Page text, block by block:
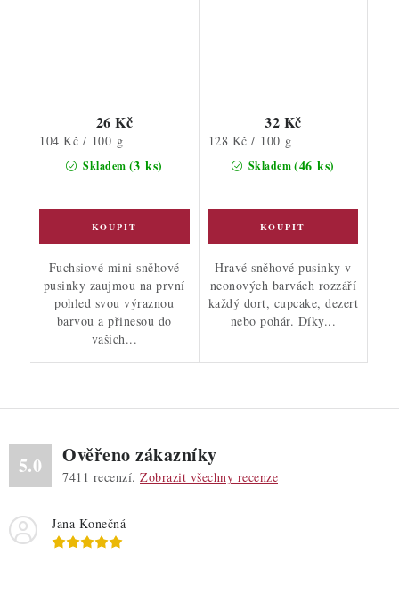
Skladem (3 ks)
26 Kč
Měrná
104 Kč / 100 g
Fuchsiové mini sněhové
pusinky zaujmou na první
pohled svou výraznou
barvou a přinesou do
vašich...
Skladem(46 ks)
32 Kč
Měrná
cena:
128 Kč / 100 g
Hravé sněhové pusinky v
neonových barvách rozzáří
každý dort, cupcake, dezert
nebo pohár. Díky...
5.0 Ověřeno zákazníky
7411 recenzí. Zobrazit všechny recenze
Jana Konečná